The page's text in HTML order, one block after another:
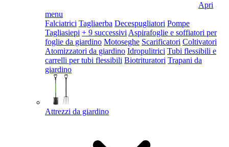
Apri
menu
Falciatrici Tagliaerba Decespugliatori Pompe
Tagliasiepi + 9 successivi Aspirafoglie e soffiatori per
foglie da giardino Motoseghe Scarificatori Coltivatori
Atomizzatori da giardino Idropulitrici Tubi flessibili e
carrelli per tubi flessibili Biotrituratori Trapani da
giardino
Attrezzi da giardino